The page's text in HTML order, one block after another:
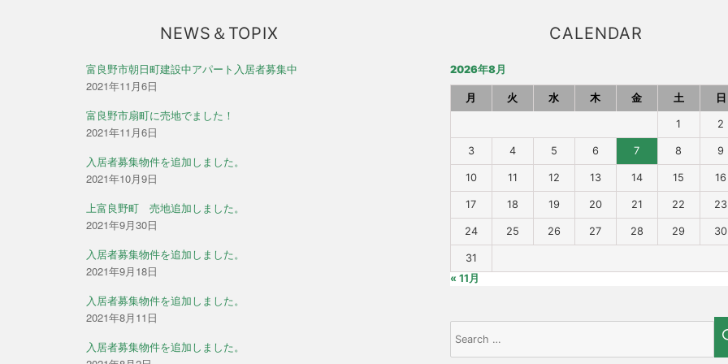
NEWS＆TOPIX
富良野市朝日町建設中アパート入居者募集中
2021年11月6日
富良野市扇町に売地でました！
2021年11月6日
入居者募集物件を追加しました。
2021年10月9日
上富良野町 売地追加しました。
2021年9月30日
入居者募集物件を追加しました。
2021年9月18日
入居者募集物件を追加しました。
2021年8月11日
入居者募集物件を追加しました。
CALENDAR
2026年8月
月 火 水 木 金 土 日
1 2
3 4 5 6 7 8 9
10 11 12 13 14 15 16
17 18 19 20 21 22 23
24 25 26 27 28 29 30
31
« 11月
Search
for: